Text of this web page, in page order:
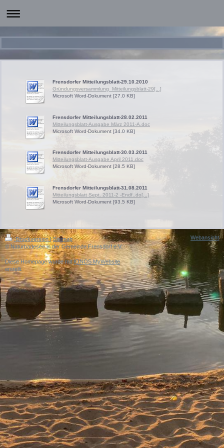
Frensdorfer Mitteilungsblatt-29.10.2010
Gründungsversammlung_Mitteilungsblatt-29[...]
Microsoft Word-Dokument [27.0 KB]
Frensdorfer Mitteilungsblatt-28.02.2011
Mitteilungsblatt-Ausgabe März 2011-A.doc
Microsoft Word-Dokument [34.0 KB]
Frensdorfer Mitteilungsblatt-30.03.2011
Mitteilungsblatt-Ausgabe April 2011.doc
Microsoft Word-Dokument [28.5 KB]
Frensdorfer Mitteilungsblatt-31.08.2011
Mitteilungsblatt Sept. 2011-2 -Endf..do[...]
Microsoft Word-Dokument [93.5 KB]
Druckversion| Sitemap
© Naturbadesee in der Gemeinde Frensdorf e.V.
Diese Homepage wurde mitIONOS MyWebsite
erstellt.
Webansicht